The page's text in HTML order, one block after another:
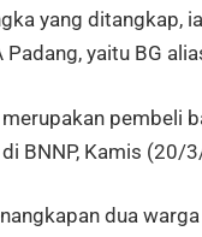
yang ditangkap,
Padang, yaitu BG
pembeli
BNNP, Kamis (20/
dua